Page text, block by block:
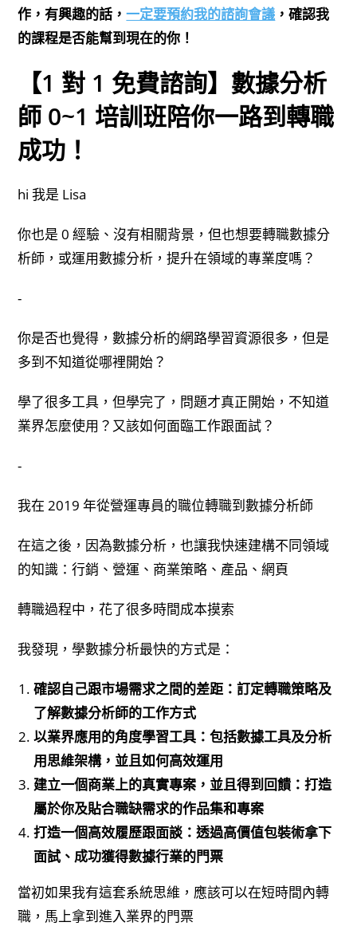
作，有興趣的話，一定要預約我的諮詢會議 ，確認我
的課程是否能幫到現在的你！
【1 對 1 免費諮詢】數據分析
師 0~1 培訓班陪你一路到轉職
成功！
hi 我是 Lisa
你也是 0 經驗、沒有相關背景，但也想要轉職數據分
析師，或運用數據分析，提升在領域的專業度嗎？
-
你是否也覺得，數據分析的網路學習資源很多，但是
多到不知道從哪裡開始？
學了很多工具，但學完了，問題才真正開始，不知道
業界怎麼使用？又該如何面臨工作跟面試？
-
我在 2019 年從營運專員的職位轉職到數據分析師
在這之後，因為數據分析，也讓我快速建構不同領域
的知識：行銷、營運、商業策略、產品、網頁
轉職過程中，花了很多時間成本摸索
我發現，學數據分析最快的方式是：
確認自己跟市場需求之間的差距：訂定轉職策略及
了解數據分析師的工作方式
以業界應用的角度學習工具：包括數據工具及分析
用思維架構，並且如何高效運用
建立一個商業上的真實專案，並且得到回饋：打造
屬於你及貼合職缺需求的作品集和專案
打造一個高效履歷跟面談：透過高價值包裝術拿下
面試、成功獲得數據行業的門票
當初如果我有這套系統思維，應該可以在短時間內轉
職，馬上拿到進入業界的門票